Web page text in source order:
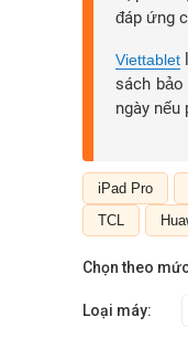
đáp ứng
Viettablet
sách
ngày
iPad Pro
TCL
Chọn theo
Loại máy: